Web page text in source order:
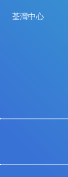
荃灣中心